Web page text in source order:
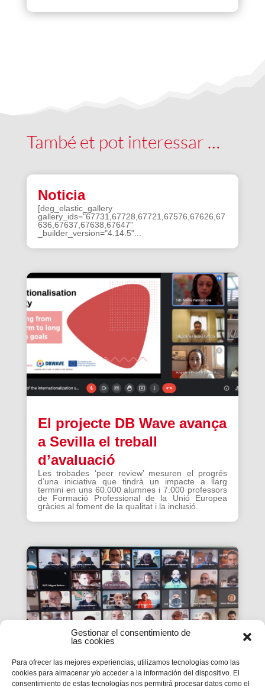
Gestionar el consentimiento de
las cookies
Para ofrecer las mejores experiencias, utilizamos tecnologías como las
cookies para almacenar y/o acceder a la información del dispositivo. El
consentimiento de estas tecnologías nos permitirá procesar datos como el
També et pot interessar …
Noticia
[deg_elastic_gallery
gallery_ids="67731,67728,67721,67576,67626,67
636,67637,67638,67647"
_builder_version="4.14.5"...
El projecte DB Wave avança
a Sevilla el treball
d’avaluació
Les trobades ‘peer review’ mesuren el progrés
d’una iniciativa que tindrà un impacte a llarg
termini en uns 60.000 alumnes i 7.000 professors
de Formació Professional de la Unió Europea
gràcies al foment de la qualitat i la inclusió.